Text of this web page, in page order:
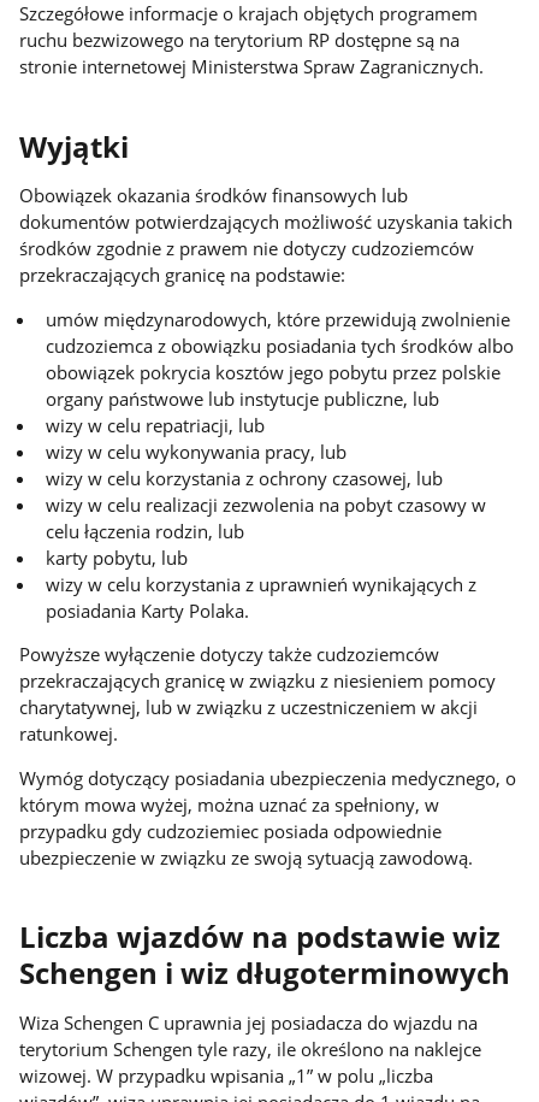
Szczegółowe informacje o krajach objętych programem
ruchu bezwizowego na terytorium RP dostępne są na
stronie internetowej Ministerstwa Spraw Zagranicznych.
Wyjątki
Obowiązek okazania środków finansowych lub
dokumentów potwierdzających możliwość uzyskania takich
środków zgodnie z prawem nie dotyczy cudzoziemców
przekraczających granicę na podstawie:
umów międzynarodowych, które przewidują zwolnienie
cudzoziemca z obowiązku posiadania tych środków albo
obowiązek pokrycia kosztów jego pobytu przez polskie
organy państwowe lub instytucje publiczne, lub
wizy w celu repatriacji, lub
wizy w celu wykonywania pracy, lub
wizy w celu korzystania z ochrony czasowej, lub
wizy w celu realizacji zezwolenia na pobyt czasowy w
celu łączenia rodzin, lub
karty pobytu, lub
wizy w celu korzystania z uprawnień wynikających z
posiadania Karty Polaka.
Powyższe wyłączenie dotyczy także cudzoziemców
przekraczających granicę w związku z niesieniem pomocy
charytatywnej, lub w związku z uczestniczeniem w akcji
ratunkowej.
Wymóg dotyczący posiadania ubezpieczenia medycznego, o
którym mowa wyżej, można uznać za spełniony, w
przypadku gdy cudzoziemiec posiada odpowiednie
ubezpieczenie w związku ze swoją sytuacją zawodową.
Liczba wjazdów na podstawie wiz
Schengen i wiz długoterminowych
Wiza Schengen C uprawnia jej posiadacza do wjazdu na
terytorium Schengen tyle razy, ile określono na naklejce
wizowej. W przypadku wpisania „1” w polu „liczba